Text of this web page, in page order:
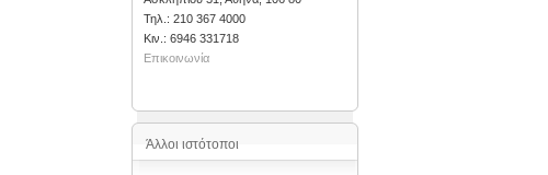
Τηλ.: 210 367 4000
Kιν.: 6946 331718
Επικοινωνία
Άλλοι ιστότοποι